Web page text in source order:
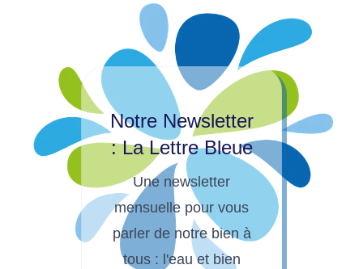
Notre Newsletter
: La Lettre Bleue
Une newsletter
mensuelle pour vous
parler de notre bien à
tous : l'eau et bien